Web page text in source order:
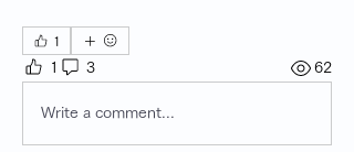
1
1 3 62
Write a comment...